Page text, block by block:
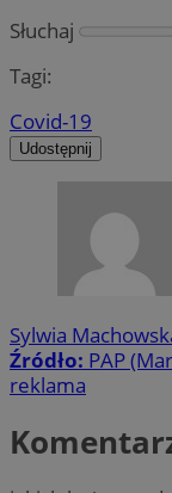
Słuchaj
Tagi:
Covid-19
Udostępnij
Sylwia
Źródło: PAP
reklama